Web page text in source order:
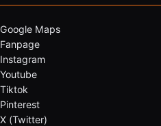
Google Maps
Fanpage
Instagram
Youtube
Tiktok
Pinterest
X (Twitter)